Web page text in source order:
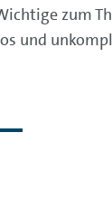
zum
und